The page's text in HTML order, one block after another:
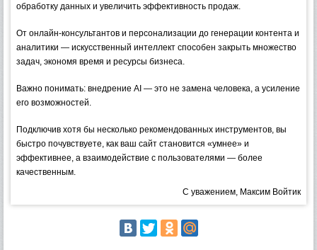
обработку данных и увеличить эффективность продаж.
От онлайн-консультантов и персонализации до генерации контента и
аналитики — искусственный интеллект способен закрыть множество
задач, экономя время и ресурсы бизнеса.
Важно понимать: внедрение AI — это не замена человека, а усиление
его возможностей.
Подключив хотя бы несколько рекомендованных инструментов, вы
быстро почувствуете, как ваш сайт становится «умнее» и
эффективнее, а взаимодействие с пользователями — более
качественным.
С уважением, Максим Войтик